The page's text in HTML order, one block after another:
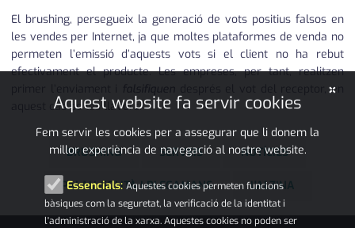
El brushing, persegueix la generació de vots positius falsos en
les vendes per Internet, ja que moltes plataformes de venda no
permeten l’emissió d’aquests vots si el client no ha rebut
efectivament el producte. Les empreses, per tant, realitzen
després el vot del receptor, en
aquest cas de les llavors.
BRUSHING SERVEIS NOTÍCIES
PALAU-SOLITÀ I PLEGAMANS L'ALZINA
×
Aquest website fa servir cookies
Fem servir les cookies per a assegurar que li donem la
millor experiència de navegació al nostre website.
Essencials: Aquestes cookies permeten funcions
bàsiques com la seguretat, la verificació de la identitat i
l'administració de la xarxa. Aquestes cookies no poden ser